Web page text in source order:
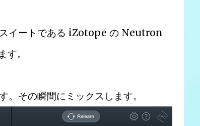
スイートである iZotope の Neutron
。
その瞬間にミックスします。